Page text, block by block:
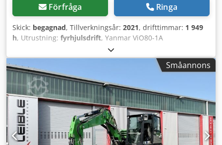
Förfråga Ringa
Skick: begagnad, Tillverkningsår: 2021, drifttimmar: 1 949
h, Utrustning: fyrhjulsdrift, Yanmar ViO80-1A
kortsvansgrävare FIN: YMRVIO80EMAJAH653 Tekniska data:
* Motor: Yanmar 4-cylindrig diesel * Effekt: 39,3 kW *
Slagvolym: ca 3,3 l * Max grävdjup: ca 4,4 m * Max
räckvidd: ca 7,2 m * Skopbryt kraft: ca 63 kN *
Körhastighet: upp till ca 4,5 km/h * Tankvolym: ca 115 l
Utrustning: * Powertilt / hydraulisk sviveladapter *
Hydrauliskt snabbfäste * Dikesrensskopa / släntskopa *
Planeringssköld * Gummilarver * Centralsmörjanläggning
* Hytt med värme och luftkonditionering Dedsyrkuuepfx Al
Nekr * Eco-läge * Hydraulstyrning för extra redskap * 2-
Småannons